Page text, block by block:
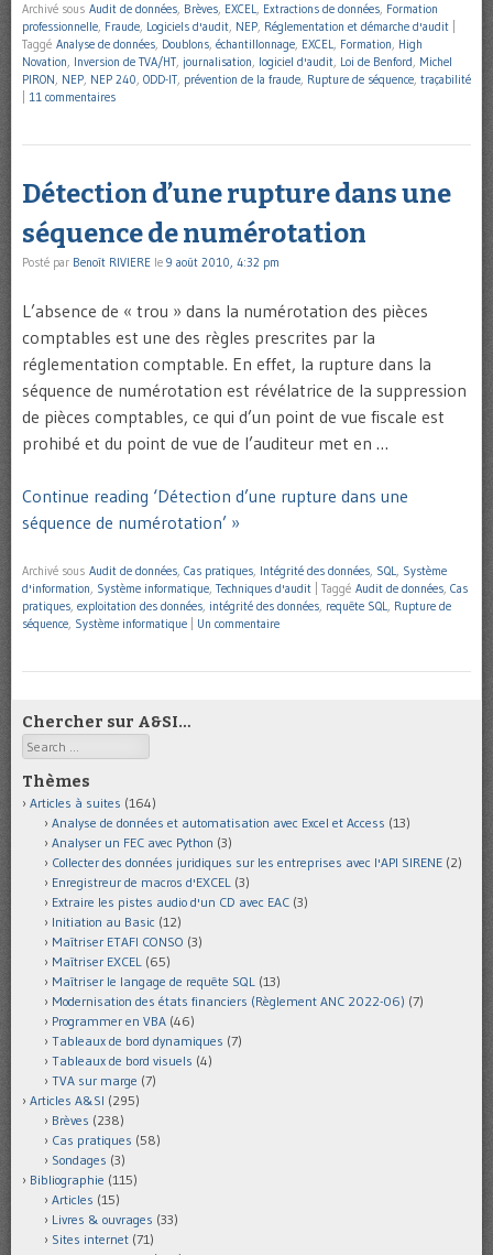
Archivé sous Audit de données, Brèves, EXCEL, Extractions de données, Formation
professionnelle, Fraude, Logiciels d'audit, NEP, Réglementation et démarche d'audit
Taggé Analyse de données, Doublons, échantillonnage, EXCEL, Formation, High
Novation, Inversion de TVA/HT, journalisation, logiciel d'audit, Loi de Benford, Michel
PIRON, NEP, NEP 240, ODD-IT, prévention de la fraude, Rupture de séquence, traçabilité
11 commentaires
Détection d’une rupture dans une
séquence de numérotation
Posté par Benoît RIVIERE le 9 août 2010, 4:32 pm
L’absence de « trou » dans la numérotation des pièces
comptables est une des règles prescrites par la
réglementation comptable. En effet, la rupture dans la
séquence de numérotation est révélatrice de la suppression
de pièces comptables, ce qui d’un point de vue fiscale est
prohibé et du point de vue de l’auditeur met en …
Continue reading ‘Détection d’une rupture dans une
séquence de numérotation’ »
Archivé sous Audit de données Cas pratiques Intégrité des données SQL
Système
d'information Système informatique Techniques d'audit Taggé Audit de données Cas
pratiques exploitation des données intégrité des données requête SQL
Rupture de
séquence Système informatique Un commentaire
Chercher sur A&SI…
Search
Thèmes
Articles à suites (164)
Analyse de données et automatisation avec Excel et Access (13)
Analyser un FEC avec Python (3)
Collecter des données juridiques sur les entreprises avec l'API SIRENE (2)
Enregistreur de macros d'EXCEL (3)
Extraire les pistes audio d'un CD avec EAC (3)
Initiation au Basic (12)
Maîtriser ETAFI CONSO (3)
Maîtriser EXCEL (65)
Maîtriser le langage de requête SQL (13)
Modernisation des états financiers (Règlement ANC 2022-06) (7)
Programmer en VBA (46)
Tableaux de bord dynamiques (7)
Tableaux de bord visuels (4)
TVA sur marge (7)
Articles A&SI (295)
Brèves (238)
Cas pratiques (58)
Sondages (3)
Bibliographie (115)
Articles (15)
Livres & ouvrages (33)
Sites internet (71)